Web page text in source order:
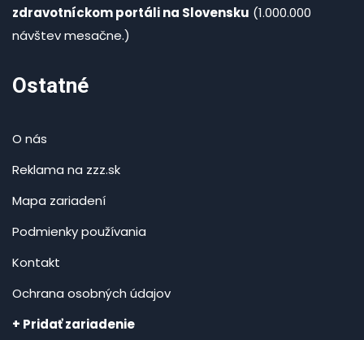
zdravotníckom portáli na Slovensku (1.000.000
návštev mesačne.)
Ostatné
O nás
Reklama na zzz.sk
Mapa zariadení
Podmienky používania
Kontakt
Ochrana osobných údajov
+ Pridať zariadenie